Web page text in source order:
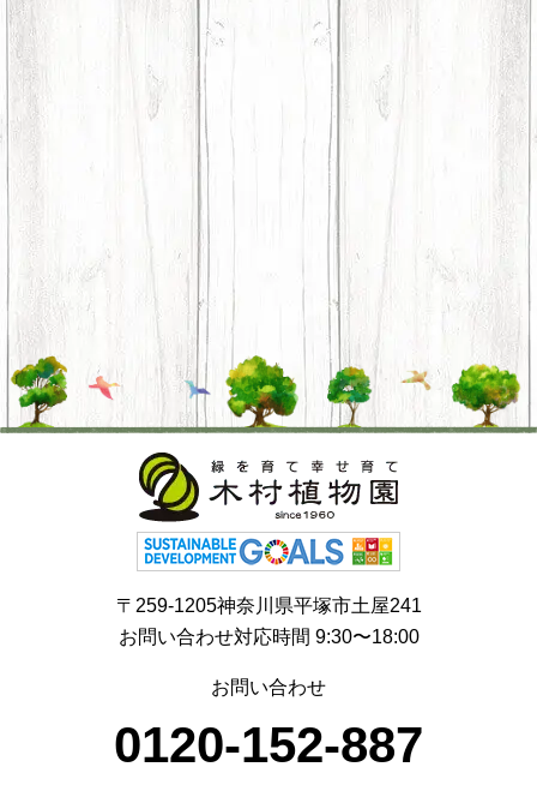
〒259-1205神奈川県平塚市土屋241
お問い合わせ対応時間 9:30〜18:00
お問い合わせ
0120-152-887